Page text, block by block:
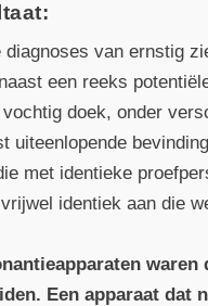
diagnoses van ernstig
een reeks
vochtig doek, onder
uiteenlopende
met identieke
identiek aan die
Een apparaat dat